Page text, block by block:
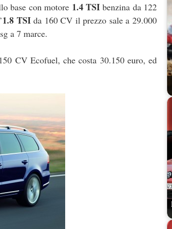
base con motore 1.4 TSIbenzina da 122
1.8 TSIda 160 CV il prezzo sale a 29.000
a 7 marce.
CV Ecofuel, che costa 30.150 euro, ed